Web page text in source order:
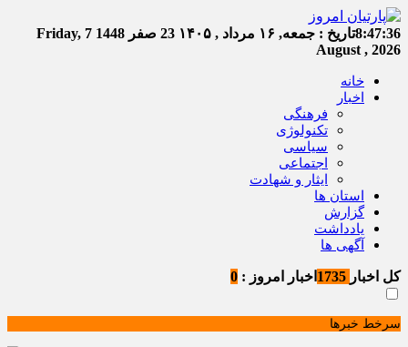
8:47:37تاریخ : جمعه, ۱۶ مرداد , ۱۴۰۵ 23 صفر 1448
Friday, 7
August , 2026
خانه
اخبار
فرهنگی
تکنولوژی
سیاسی
اجتماعی
ایثار و شهادت
استان ها
گزارش
یادداشت
آگهی ها
کل اخبار اخبار امروز : 0
سرخط خبرها